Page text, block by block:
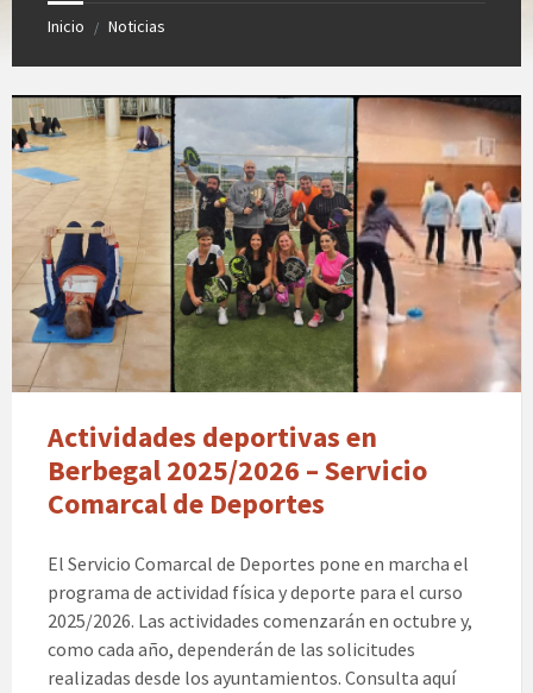
Inicio / Noticias
Actividades deportivas en
Berbegal 2025/2026 – Servicio
Comarcal de Deportes
El Servicio Comarcal de Deportes pone en marcha el
programa de actividad física y deporte para el curso
2025/2026. Las actividades comenzarán en octubre y,
como cada año, dependerán de las solicitudes
realizadas desde los ayuntamientos. Consulta aquí